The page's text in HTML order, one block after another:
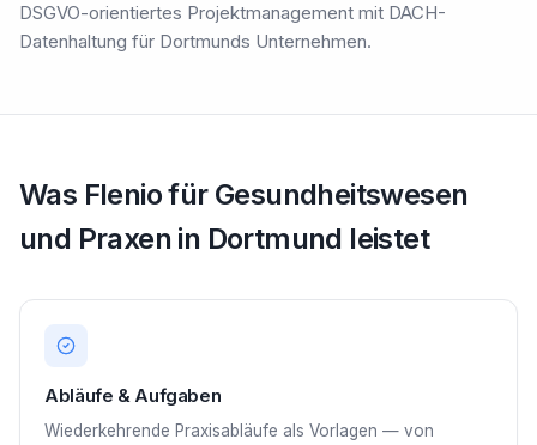
DSGVO-orientiertes Projektmanagement mit DACH-
Datenhaltung für Dortmunds Unternehmen.
Was Flenio für Gesundheitswesen
und Praxen in Dortmund leistet
Abläufe & Aufgaben
Wiederkehrende Praxisabläufe als Vorlagen — von